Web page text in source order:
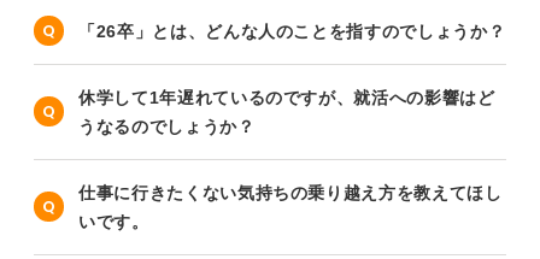
「26卒」とは、どんな人のことを指すのでしょうか？
休学して1年遅れているのですが、就活への影響はど
うなるのでしょうか？
仕事に行きたくない気持ちの乗り越え方を教えてほし
いです。